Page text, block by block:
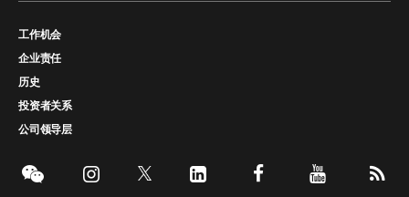
工作机会
企业责任
历史
投资者关系
公司领导层